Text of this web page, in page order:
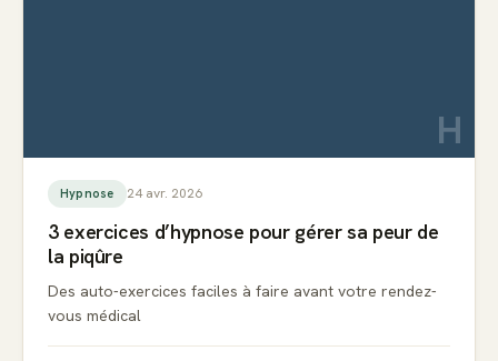
H
Hypnose 24 avr. 2026
3 exercices d’hypnose pour gérer sa peur de
la piqûre
Des auto-exercices faciles à faire avant votre rendez-
vous médical